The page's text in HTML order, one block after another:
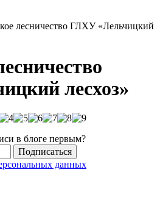
лесничество ГЛХУ «Лельчицкий
лесхоз»
в блоге первым?
Подписаться
данных